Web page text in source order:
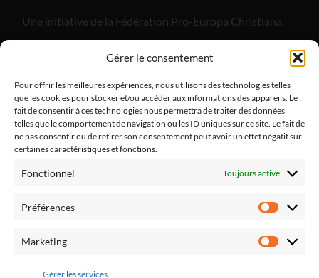
Gérer le consentement
Pour offrir les meilleures expériences, nous utilisons des technologies telles
que les cookies pour stocker et/ou accéder aux informations des appareils. Le
fait de consentir à ces technologies nous permettra de traiter des données
telles que le comportement de navigation ou les ID uniques sur ce site. Le fait de
ne pas consentir ou de retirer son consentement peut avoir un effet négatif sur
certaines caractéristiques et fonctions.
Fonctionnel Toujours activé
Préférences
Marketing
Gérer les services
Une initiative de la Fédération Pro-Europa Christiana.
catholiques dont l'objectif est de promouvoir la paix
dans notre pays et dans nos familles par le retour à la
pratique religieuse.
Fédération Pro Europa Christiana
28170 St Sauveur Marville
Tél.: 0810 310 025